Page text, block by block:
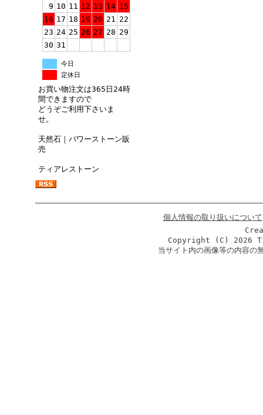
9 10 11 12 13 14 15
16 17 18 19 20 21 22
23 24 25 26 27 28 29
30 31
今日
定休日
お買い物注文は365日24時
間できますので
どうぞご利用下さいま
せ。
天然石｜パワーストーン販
売
ティアレストーン
個人情報の取り扱いについて
Copyright (C) 2026
当サイト内の画像等の内容の